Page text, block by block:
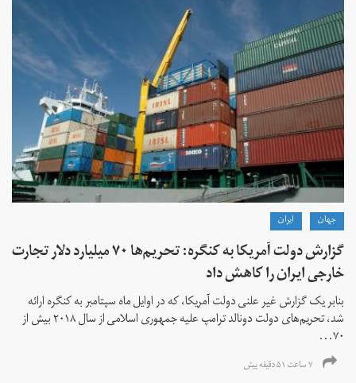
جهان ايران
گزارش دولت آمریکا به کنگره: تحریم‌ها ۷۰ میلیارد دلار تجارت
خارجی ایران را کاهش داد
بنابر یک گزارش غیر علنی دولت آمریکا، که در اوایل ماه سپتامبر به کنگره ارائه
شد، تحریم‌های دولت دونالد ترامپ علیه جمهوری اسلامی از سال ۲۰۱۸ بیش از
۷۰...
۷ ساعت ۵۱ دقیقه پیش